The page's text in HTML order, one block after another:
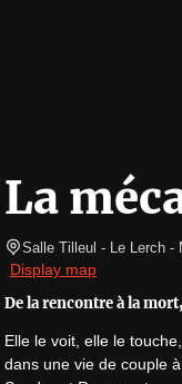
La
Salle Tilleul - Le Lerch -
Display map
De la rencontre à la
Elle le voit, elle le
dans une vie de couple